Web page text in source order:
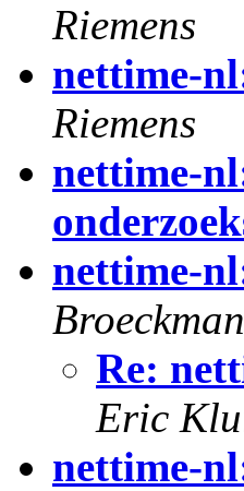
Riemens
nettime-
Riemens
nettime-
nettime-
Re:
Eric
nettime-